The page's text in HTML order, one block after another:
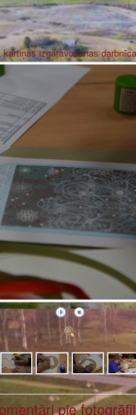
izgatavošanas
pie